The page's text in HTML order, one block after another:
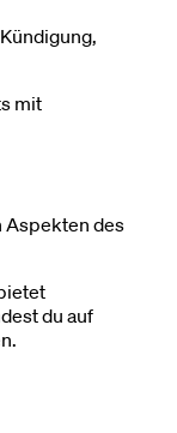
mit
Aspekten des
du auf